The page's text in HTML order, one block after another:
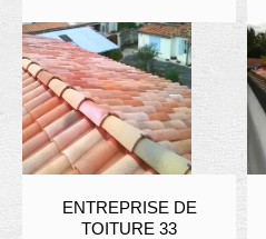
ENTREPRISE DE
TOITURE 33